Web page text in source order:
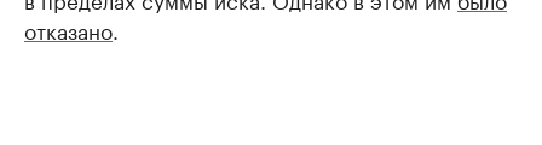
отказано